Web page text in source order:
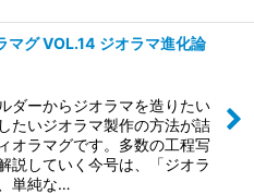
マグ VOL.14 ジオラマ進化論
ダーからジオラマを造りたい
たいジオラマ製作の方法が詰
オラマグです。多数の工程写
説していく今号は、「ジオラ
単純な…